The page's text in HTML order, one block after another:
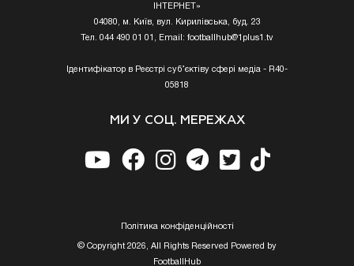
ІНТЕРНЕТ»
04080, м. Київ, вул. Кирилівська, буд. 23
Тел. 044 490 01 01, Email: footballhub@1plus1.tv
Ідентифікатор в Реєстрі суб’єктіву сфері медіа - R40-
05818
МИ У СОЦ. МЕРЕЖАХ
Полiтика конфiденцiйностi
© Copyright 2026, All Rights Reserved Powered by
FootballHub